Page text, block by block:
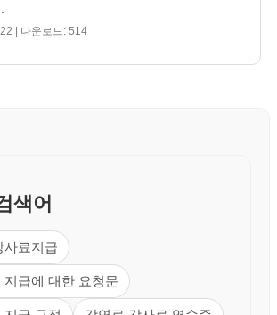
| 다운로드: 514
색어
사료지급
지급에 대한 요청문